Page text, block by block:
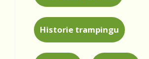
Historie trampingu